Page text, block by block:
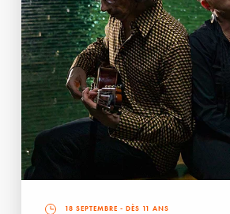
18 SEPTEMBRE - DÈS 11 ANS